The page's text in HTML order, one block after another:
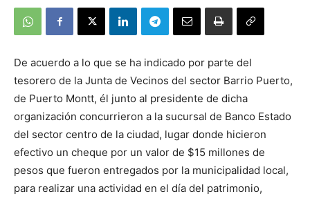
De acuerdo a lo que se ha indicado por parte del
tesorero de la Junta de Vecinos del sector Barrio Puerto,
de Puerto Montt, él junto al presidente de dicha
organización concurrieron a la sucursal de Banco Estado
del sector centro de la ciudad, lugar donde hicieron
efectivo un cheque por un valor de $15 millones de
pesos que fueron entregados por la municipalidad local,
para realizar una actividad en el día del patrimonio,